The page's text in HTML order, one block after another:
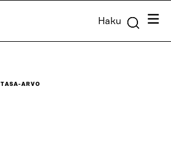
Haku
TASA-ARVO